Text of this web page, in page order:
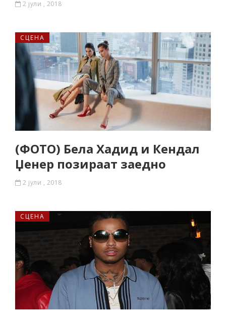
2 јули , 2018
СЦЕНА
(ФОТО) Бела Хадид и Кендал
Џенер позираат заедно
2 јули , 2018
СЦЕНА